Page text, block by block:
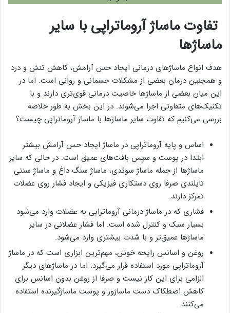
تفاوت ماساژ آروماتراپی با سایر
ماساژها
هدف انواع ماساژهای درمانی ایجاد حس آرامش، کاهش تنش و درد
و همچنین درمان بعضی از مشکلات جسمانی و روانی است. اما در
این میان بعضی از ماساژها خاصیت درمانی قوی‌تری دارند و با
تکنیک‌های متفاوتی اجرا می‌شوند. در این بخش به طور خلاصه
بررسی می‌کنیم که تفاوت سایر ماساژ‌ها با ماساژ آروماتراپی چیست؟
اساس و پایه آروماتراپی در ماساژ ایجاد حس آرامش بیشتر
ابتدا در پوست و سپس بافت‌های عمیق است. در حالی که سایر
ماساژها از جمله ماساژ سوئدی، ماساژ سنگ داغ و ماساژ سنتی
تایلندی صرفا روی دستکاری فیزیکی و ایجاد فشار روی عضلات
تمرکز دارند.
فشاری که در ماساژ درمانی آروماتراپی به عضلات وارد می‌شود
بسیار سبک و کنترل شده است. اما فشار عضلانی در سایر
ماساژها عمیق‌تر و با شدت بیشتری وارد می‌شود.
روغن و اسانس رایحه خوش، مهم‌ترین ابزاری است که در ماساژ
آروماتراپی مورد استفاده قرار می‌گیرد. اما در ماساژهای دیگر
الزامی برای این کار نیست و صرفا از روغن بدون اسانس برای
کاهش اصطکاک دست ماساژور و پوست ماساژگیرنده استفاده
می‌کنند.